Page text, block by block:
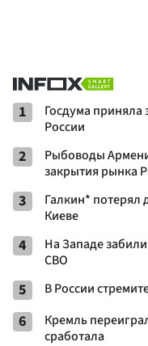
1
Госдума приняла
России
2
Рыбоводы
закрытия рынка
3
Галкин* потерял
Киеве
4
На Западе
СВО
5 В России
6
Кремль
сработала